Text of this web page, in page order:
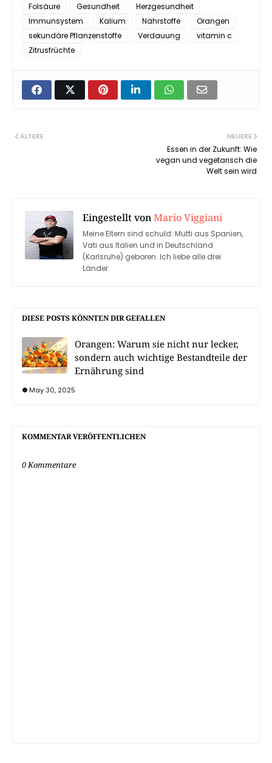
Folsäure
Gesundheit
Herzgesundheit
Immunsystem
Kalium Nährstoffe
Orangen
sekundäre Pflanzenstoffe
Verdauung
vitamin c
Zitrusfrüchte
NEUERE
Essen in der Zukunft: Wie
vegan und vegetarisch die
Welt sein wird
ÄLTERE
Eingestellt vonMario Viggiani
Meine Eltern sind schuld: Mutti aus Spanien,
Vati aus Italien und in Deutschland
(Karlsruhe) geboren. Ich liebe alle drei
Länder.
DIESE POSTS KÖNNTEN DIR GEFALLEN
Orangen: Warum sie nicht nur lecker,
sondern auch wichtige Bestandteile der
Ernährung sind
May 30, 2025
KOMMENTAR VERÖFFENTLICHEN
0 Kommentare